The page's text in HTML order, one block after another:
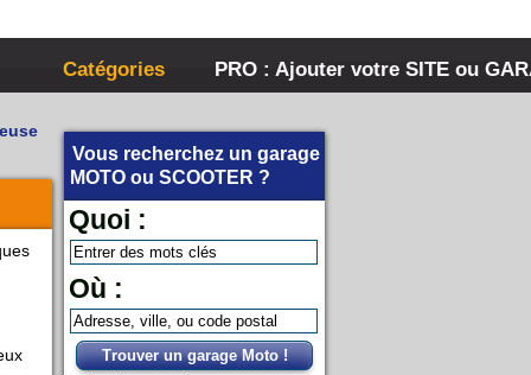
Catégories PRO : Ajouter votre SITE ou
Vous recherchez un garage
MOTO ou SCOOTER ?
Quoi :
Où :
Trouver un garage Moto !